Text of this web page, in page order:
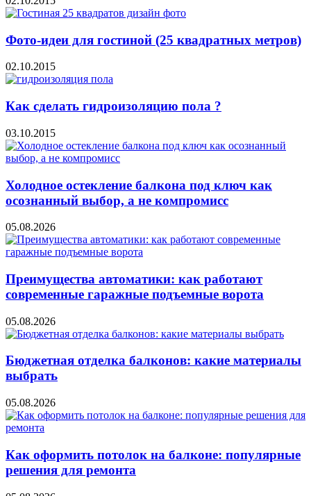
Фото-идеи для гостиной (25 квадратных метров)
02.10.2015
Как сделать гидроизоляцию пола ?
03.10.2015
Холодное остекление балкона под ключ как
осознанный выбор, а не компромисс
05.08.2026
Преимущества автоматики: как работают
современные гаражные подъемные ворота
05.08.2026
Бюджетная отделка балконов: какие материалы
выбрать
05.08.2026
Как оформить потолок на балконе: популярные
решения для ремонта